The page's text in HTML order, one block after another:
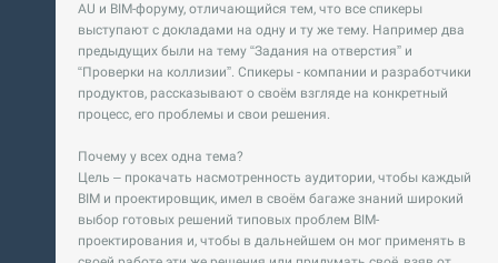
AU и BIM-форуму, отличающийся тем, что все спикеры
выступают с докладами на одну и ту же тему. Например два
предыдущих были на тему “Задания на отверстия” и
“Проверки на коллизии”. Спикеры - компании и разработчики
продуктов, рассказывают о своём взгляде на конкретный
процесс, его проблемы и свои решения.
Почему у всех одна тема?
Цель – прокачать насмотренность аудитории, чтобы каждый
BIM и проектировщик, имел в своём багаже знаний широкий
выбор готовых решений типовых проблем BIM-
проектирования и, чтобы в дальнейшем он мог применять в